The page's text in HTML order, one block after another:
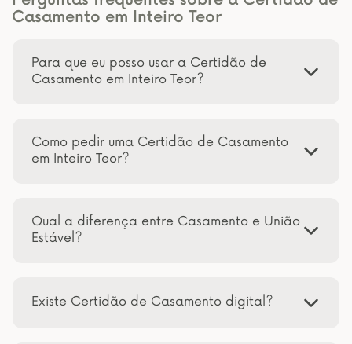
Casamento em Inteiro Teor
Para que eu posso usar a Certidão de
Casamento em Inteiro Teor?
Como pedir uma Certidão de Casamento
em Inteiro Teor?
Qual a diferença entre Casamento e União
Estável?
Existe Certidão de Casamento digital?